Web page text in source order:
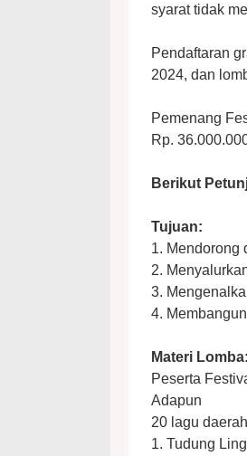
syarat tidak
Pendaftaran
2024, dan
Pemenang
Rp.
Berikut
Tujuan:
1. Mendorong
2.
3.
4.
Materi Lomba:
Peserta
Adapun
20 lagu
1. Tudung